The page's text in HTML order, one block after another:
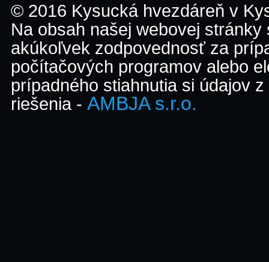
© 2016 Kysucká hvezdáreň v
Na obsah našej webovej
akúkoľvek zodpovednosť za
počítačových programov alebo
prípadného stiahnutia si údajov
riešenia - AMBJA s.r.o.